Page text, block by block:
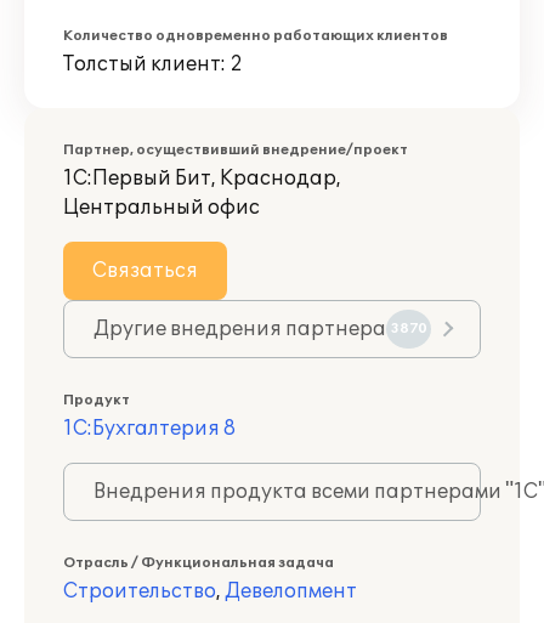
Количество одновременно работающих клиентов
Толстый клиент: 2
Партнер, осуществивший внедрение/проект
1С:Первый Бит, Краснодар,
Центральный офис
Связаться
Другие внедрения партнера 3870
Продукт
1С:Бухгалтерия 8
Внедрения продукта всеми партнерами
Отрасль / Функциональная задача
Строительство, Девелопмент